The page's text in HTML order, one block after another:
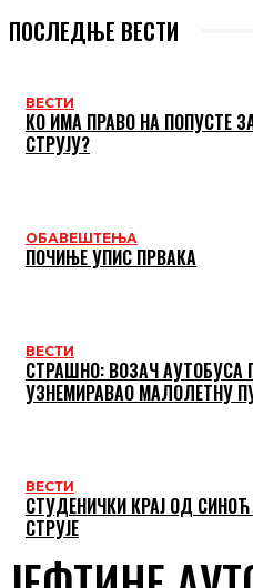
ПОСЛЕДЊЕ ВЕСТИ
ВЕСТИ
КО ИМА ПРАВО НА ПОПУСТЕ
СТРУЈУ?
ОБАВЕШТЕЊА
ПОЧИЊЕ УПИС ПРВАКА
ВЕСТИ
СТРАШНО: ВОЗАЧ АУТОБУСА
УЗНЕМИРАВАО МАЛОЛЕТНУ
ВЕСТИ
СТУДЕНИЧКИ КРАЈ ОД СИНОЋ
СТРУЈЕ